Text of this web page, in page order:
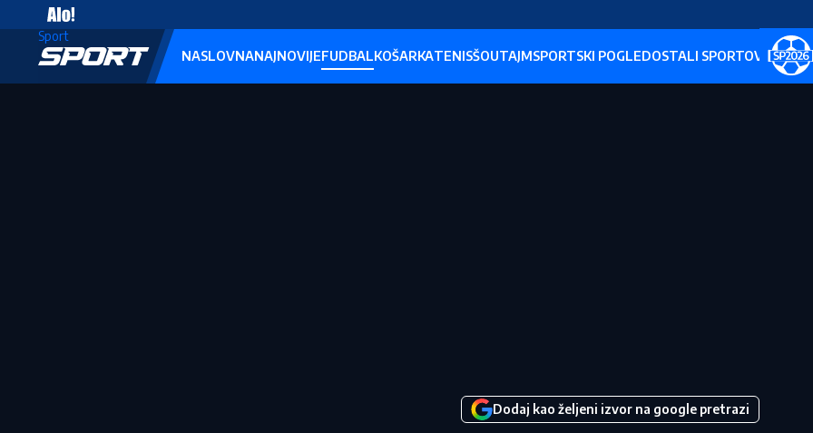
Sport
NASLOVNANAJNOVIJEFUDBALKOŠARKATENISŠOUTAJMSPORTSKI POGLEDOSTALI SPORTOVI
Dodaj kao željeni izvor na google pretrazi